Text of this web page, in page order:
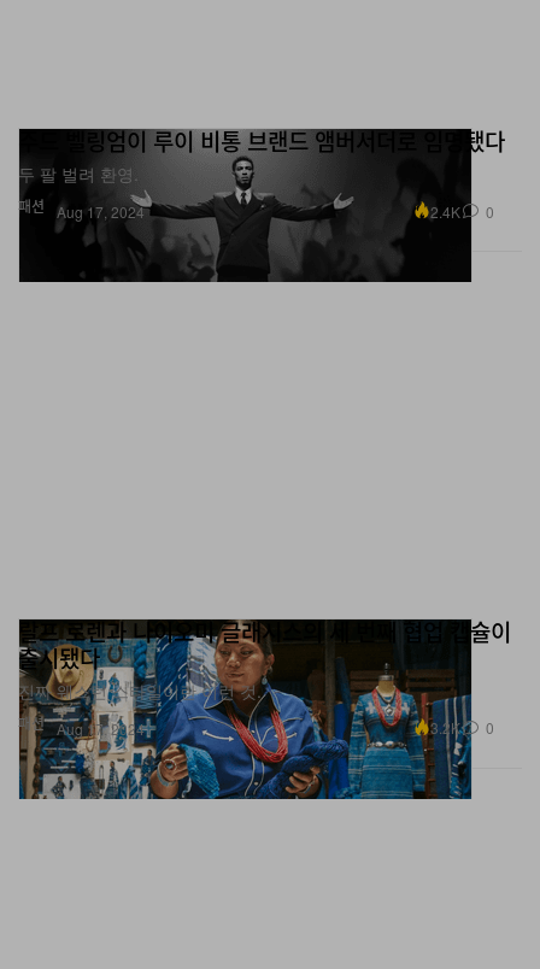
패션
주드 벨링엄이 루이 비통 브랜드 앰버서더로 임명됐다
두 팔 벌려 환영.
Aug 17, 2024 2.4K 0
패션
랄프 로렌과 나이오미 글래시스의 세 번째 협업 캡슐이
출시됐다
진짜 웨스턴 스타일이란 이런 것.
Aug 17, 2024 3.2K 0